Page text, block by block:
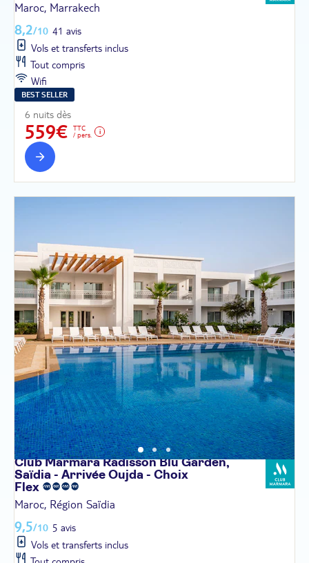
Maroc, Marrakech
8,2/10 41 avis
Vols et transferts inclus
Tout compris
Wifi
BEST SELLER
6 nuits dès
559€
TTC
/ pers.
Club Marmara Radisson Blu Garden,
Saïdia - Arrivée Oujda - Choix
Flex
Maroc, Région Saïdia
9,5/10 5 avis
Vols et transferts inclus